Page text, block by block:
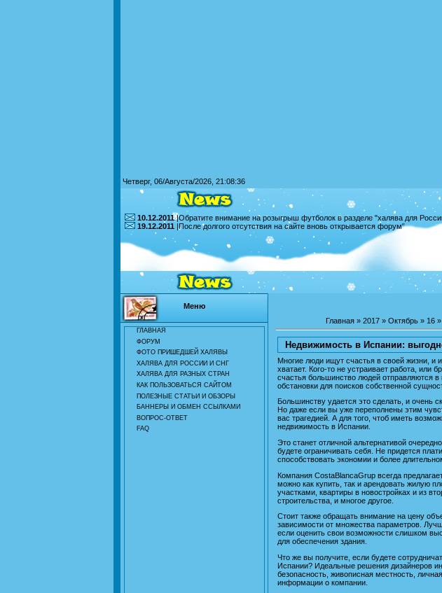
Четверг, 06/Августа/2026, 21:08:36
10.12.2011|Обратите внимание на розыгрыш футболок в разделе "халява для
19.12.2011 |После долгого отсутствия на сайте вновь открывается форум"
Меню
ГЛАВНАЯ
ФОРУМ
ФОТО ПРИШЕДШЕЙ ХАЛЯВЫ
ХАЛЯВА ДЛЯ РОССИИ И СНГ
ХАЛЯВА ДЛЯ РАЗНЫХ СТРАН
КАК ПОЛЬЗОВАТЬСЯ САЙТОМ
ПОЛЕЗНЫЕ СТАТЬИ И ОБЗОРЫ
БАННЕРЫ И ОБМЕН ССЫЛКАМИ
ВОПРОС-ОТВЕТ
FAQ
Главная» 2017 » Октябрь » 16»
Недвижимость в Испании:
Многие люди ищут счастья в своей жизни, и
хватает. Кого-то не устраивает работа, или
счастья большинство людей отправляются
обстановки для поисков собственной
Большинству удается это сделать, и очень
Но даже если вы уже переполнены этим
вас трагедией. А для того, чтоб иметь
недвижимость в Испании.
Это станет отличной альтернативой
будете ограничивать себя. Не придется
способствовать экономии и более
Компания CostaBlancaGrup всегда
можно как купить, так и арендовать жилую
участками, квартиры в новостройках и из
строительства, и многое другое.
Стоит также обращать внимание на цену
зависимости от множества параметров.
если оценить свои возможности слишком
для обеспечения здания.
Что же вы получите, если будете
Испании? Идеальные решения дизайнеров
безопасность, живописная местность,
информации о компании.